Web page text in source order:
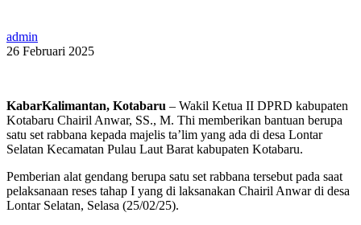
admin
26 Februari 2025
KabarKalimantan, Kotabaru – Wakil Ketua II DPRD kabupaten
Kotabaru Chairil Anwar, SS., M. Thi memberikan bantuan berupa
satu set rabbana kepada majelis ta’lim yang ada di desa Lontar
Selatan Kecamatan Pulau Laut Barat kabupaten Kotabaru.
Pemberian alat gendang berupa satu set rabbana tersebut pada saat
pelaksanaan reses tahap I yang di laksanakan Chairil Anwar di desa
Lontar Selatan, Selasa (25/02/25).